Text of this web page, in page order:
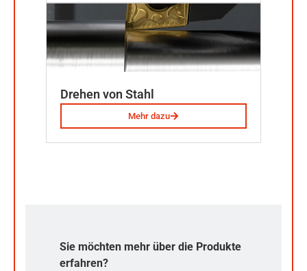
Drehen von Stahl
Mehr dazu
Sie möchten mehr über die Produkte
erfahren?